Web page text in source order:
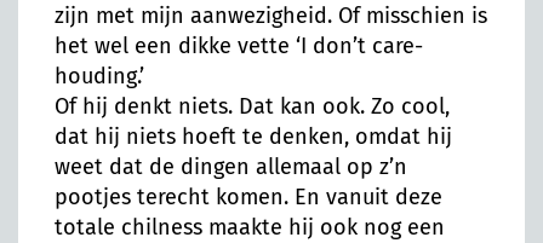
zijn met mijn aanwezigheid. Of misschien is
het wel een dikke vette ‘I don’t care-
houding.’
Of hij denkt niets. Dat kan ook. Zo cool,
dat hij niets hoeft te denken, omdat hij
weet dat de dingen allemaal op z’n
pootjes terecht komen. En vanuit deze
totale chilness maakte hij ook nog een